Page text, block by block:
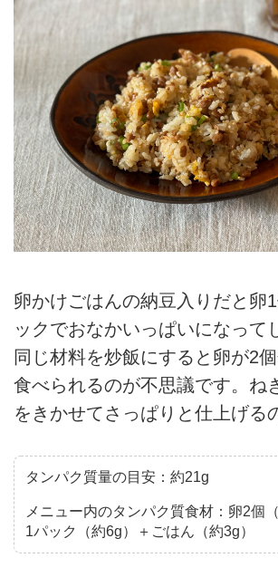
卵かけごはんの納豆入りだと卵
ックでおなかいっぱいになって
同じ材料を炒飯にすると卵が2
食べられるのが不思議です。ね
をきかせてさっぱりと仕上げる
タンパク質量の目安：約21g
メニュー内のタンパク質食材：卵2個
1パック（約6g）＋ごはん（約3g）